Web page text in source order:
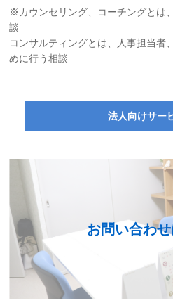
※カウンセリング、コーチングとは
談
コンサルティングとは、人事担当者
めに行う相談
法人向けサー
お問い合わ